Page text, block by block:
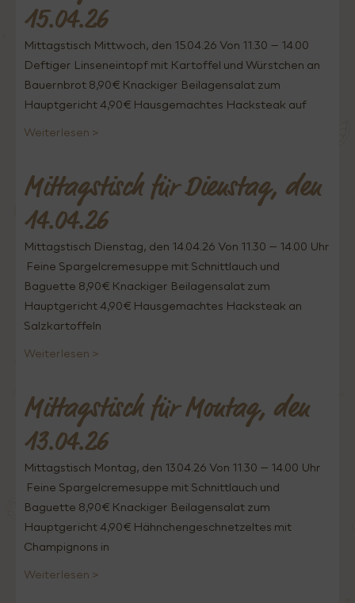
15.04.26
Mittagstisch Mittwoch, den 15.04.26 Von 11.30 – 14.00
Deftiger Linseneintopf mit Kartoffel und Würstchen an
Bauernbrot 8,90€ Knackiger Beilagensalat zum
Hauptgericht 4,90€ Hausgemachtes Hacksteak auf
Weiterlesen >
Mittagstisch für Dienstag, den
14.04.26
Mittagstisch Dienstag, den 14.04.26 Von 11.30 – 14.00 Uhr
Feine Spargelcremesuppe mit Schnittlauch und
Baguette 8,90€ Knackiger Beilagensalat zum
Hauptgericht 4,90€ Hausgemachtes Hacksteak an
Salzkartoffeln
Weiterlesen >
Mittagstisch für Montag, den
13.04.26
Mittagstisch Montag, den 13.04.26 Von 11.30 – 14.00 Uhr
Feine Spargelcremesuppe mit Schnittlauch und
Baguette 8,90€ Knackiger Beilagensalat zum
Hauptgericht 4,90€ Hähnchengeschnetzeltes mit
Champignons in
Weiterlesen >